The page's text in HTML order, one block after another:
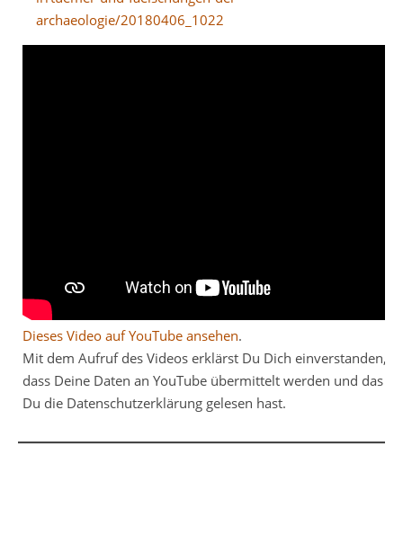
archaeologie/20180406_1022
Dieses Video auf YouTube ansehen.
Mit dem Aufruf des Videos erklärst Du Dich einverstanden,
dass Deine Daten an YouTube übermittelt werden und das
Du die Datenschutzerklärung gelesen hast.